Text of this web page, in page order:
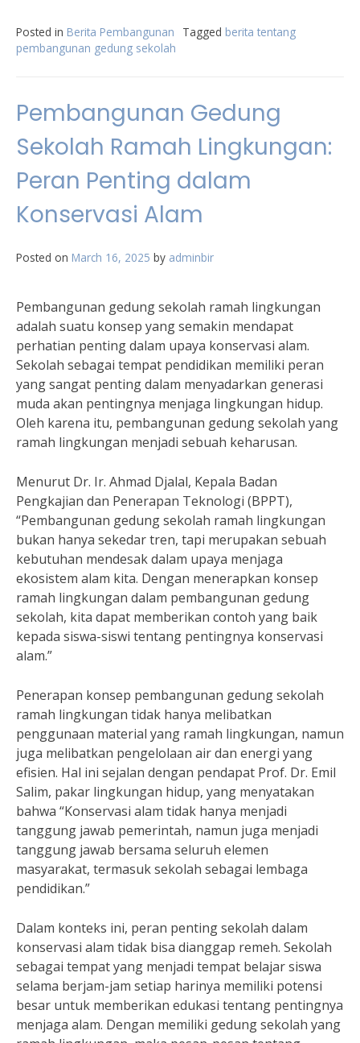
Posted in Berita Pembangunan Tagged berita tentang
pembangunan gedung sekolah
Pembangunan Gedung
Sekolah Ramah Lingkungan:
Peran Penting dalam
Konservasi Alam
Posted on March 16, 2025 by adminbir
Pembangunan gedung sekolah ramah lingkungan
adalah suatu konsep yang semakin mendapat
perhatian penting dalam upaya konservasi alam.
Sekolah sebagai tempat pendidikan memiliki peran
yang sangat penting dalam menyadarkan generasi
muda akan pentingnya menjaga lingkungan hidup.
Oleh karena itu, pembangunan gedung sekolah yang
ramah lingkungan menjadi sebuah keharusan.
Menurut Dr. Ir. Ahmad Djalal, Kepala Badan
Pengkajian dan Penerapan Teknologi (BPPT),
“Pembangunan gedung sekolah ramah lingkungan
bukan hanya sekedar tren, tapi merupakan sebuah
kebutuhan mendesak dalam upaya menjaga
ekosistem alam kita. Dengan menerapkan konsep
ramah lingkungan dalam pembangunan gedung
sekolah, kita dapat memberikan contoh yang baik
kepada siswa-siswi tentang pentingnya konservasi
alam.”
Penerapan konsep pembangunan gedung sekolah
ramah lingkungan tidak hanya melibatkan
penggunaan material yang ramah lingkungan, namun
juga melibatkan pengelolaan air dan energi yang
efisien. Hal ini sejalan dengan pendapat Prof. Dr. Emil
Salim, pakar lingkungan hidup, yang menyatakan
bahwa “Konservasi alam tidak hanya menjadi
tanggung jawab pemerintah, namun juga menjadi
tanggung jawab bersama seluruh elemen
masyarakat, termasuk sekolah sebagai lembaga
pendidikan.”
Dalam konteks ini, peran penting sekolah dalam
konservasi alam tidak bisa dianggap remeh. Sekolah
sebagai tempat yang menjadi tempat belajar siswa
selama berjam-jam setiap harinya memiliki potensi
besar untuk memberikan edukasi tentang pentingnya
menjaga alam. Dengan memiliki gedung sekolah yang